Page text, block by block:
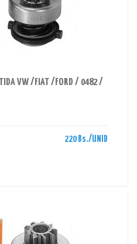
VW /FIAT /FORD / 0482 /
220 Bs./UNID